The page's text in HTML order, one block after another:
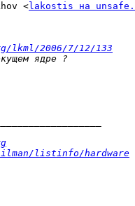
<lakostis на
2006/7/12/133
listinfo/hardware